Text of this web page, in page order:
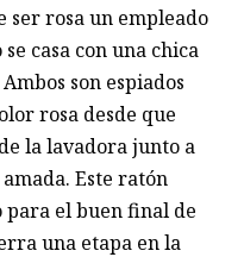
ser rosa un empleado
casa con una chica
son espiados
rosa desde que
la lavadora junto a
Este ratón
para el buen final de
una etapa en la